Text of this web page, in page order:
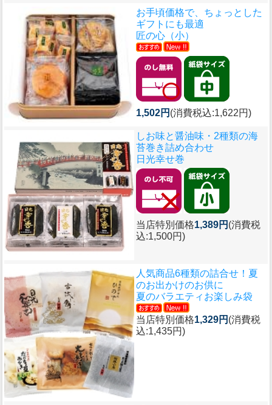
お手頃価格で、ちょっとした
ギフトにも最適
匠の心（小）
1,502円 (消費税込:1,622円)
しお味と醤油味・2種類の海
苔巻き詰め合わせ
日光幸せ巻
当店特別価格1,389円 (消費税
込:1,500円)
人気商品6種類の詰合せ！夏
のお出かけのお供に
夏のバラエティお楽しみ袋
当店特別価格1,329円 (消費税
込:1,435円)